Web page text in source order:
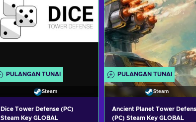
PULANGAN TUNAI
Steam
Dice Tower Defense (PC)
Steam Key GLOBAL
PULANGAN TUNAI
Steam
Ancient Planet Tower
(PC) Steam Key GLOBAL